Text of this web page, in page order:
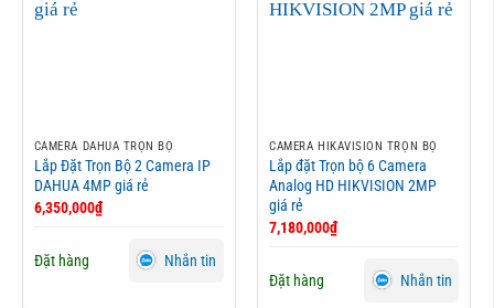
CAMERA DAHUA TRỌN BỘ
Lắp Đặt Trọn Bộ 2 Camera IP
DAHUA 4MP giá rẻ
6,350,000₫
Đặt hàng Nhắn tin
CAMERA HIKAVISION TRỌN BỘ
Lắp đặt Trọn bộ 6 Camera
Analog HD HIKVISION 2MP
giá rẻ
7,180,000₫
Đặt hàng Nhắn tin